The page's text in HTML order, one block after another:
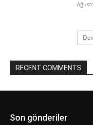
RECENT COMMENTS
Son gönderiler